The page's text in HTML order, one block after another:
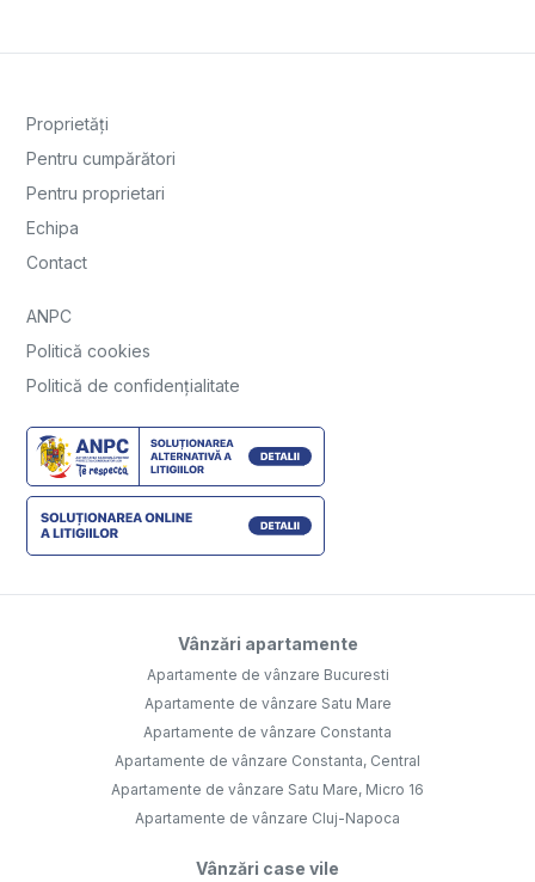
Proprietăți
Pentru cumpărători
Pentru proprietari
Echipa
Contact
ANPC
Politică cookies
Politică de confidențialitate
Vânzări apartamente
Apartamente de vânzare Bucuresti
Apartamente de vânzare Satu Mare
Apartamente de vânzare Constanta
Apartamente de vânzare Constanta, Central
Apartamente de vânzare Satu Mare, Micro 16
Apartamente de vânzare Cluj-Napoca
Vânzări case vile